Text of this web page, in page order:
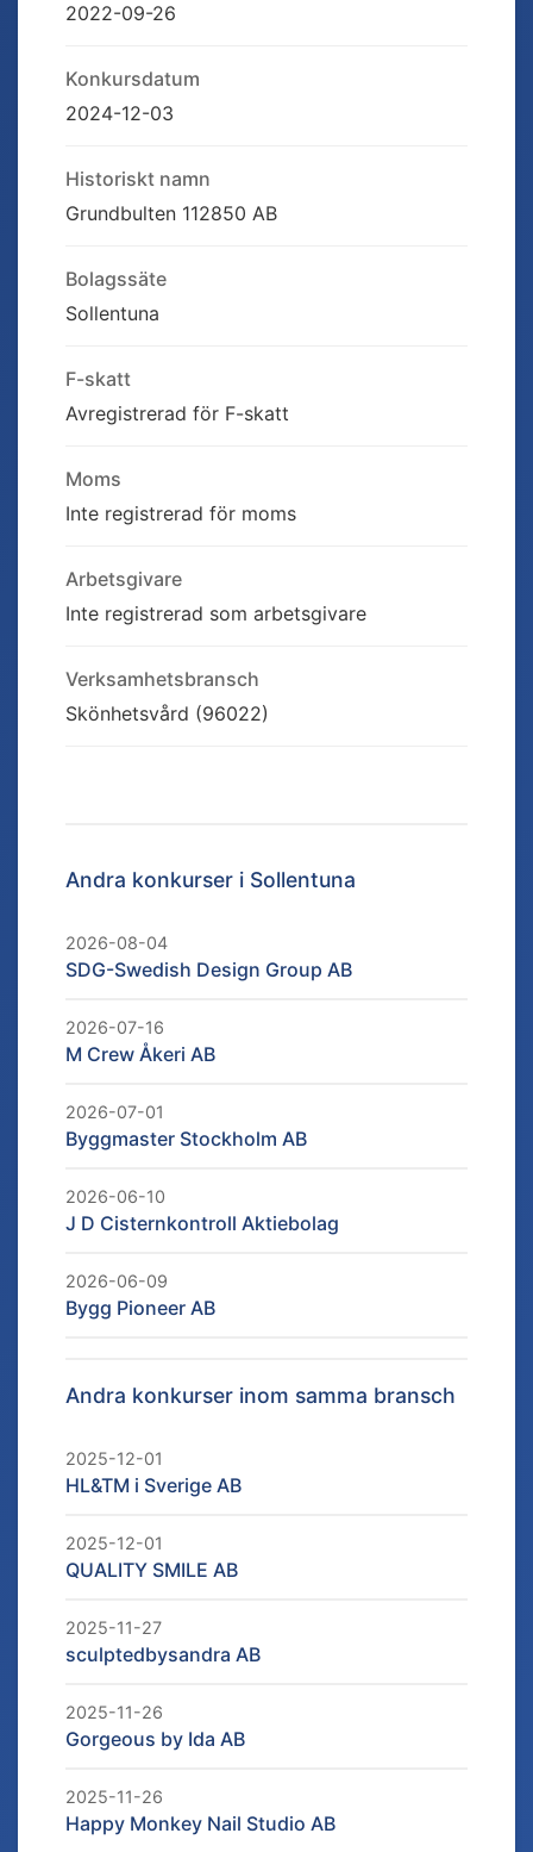
2022-09-26
Konkursdatum
2024-12-03
Historiskt namn
Grundbulten 112850 AB
Bolagssäte
Sollentuna
F-skatt
Avregistrerad för F-skatt
Moms
Inte registrerad för moms
Arbetsgivare
Inte registrerad som arbetsgivare
Verksamhetsbransch
Skönhetsvård (96022)
Andra konkurser i Sollentuna
2026-08-04
SDG-Swedish Design Group AB
2026-07-16
M Crew Åkeri AB
2026-07-01
Byggmaster Stockholm AB
2026-06-10
J D Cisternkontroll Aktiebolag
2026-06-09
Bygg Pioneer AB
Andra konkurser inom samma bransch
2025-12-01
HL&TM i Sverige AB
2025-12-01
QUALITY SMILE AB
2025-11-27
sculptedbysandra AB
2025-11-26
Gorgeous by Ida AB
2025-11-26
Happy Monkey Nail Studio AB